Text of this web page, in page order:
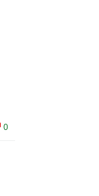
0